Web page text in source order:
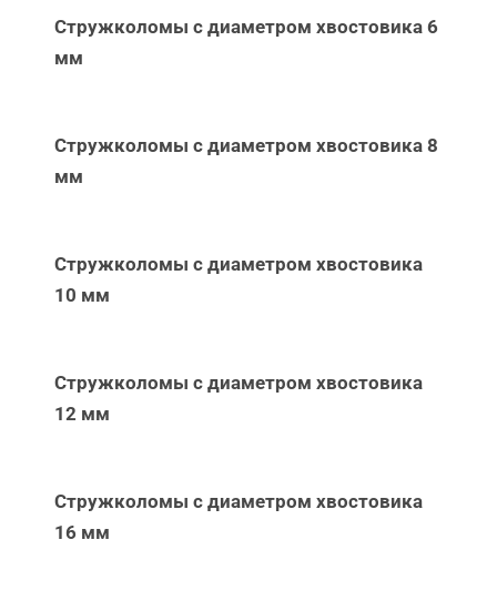
Стружколомы с диаметром хвостовика 6
мм
Стружколомы с диаметром хвостовика 8
мм
Стружколомы с диаметром хвостовика
10 мм
Стружколомы с диаметром хвостовика
12 мм
Стружколомы с диаметром хвостовика
16 мм